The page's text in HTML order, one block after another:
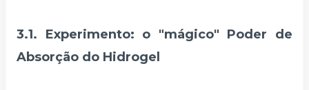
3.1. Experimento: o "mágico" Poder de
Absorção do Hidrogel